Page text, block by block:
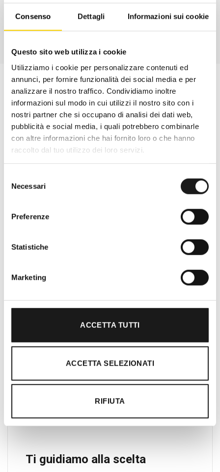
Consenso Dettagli Informazioni sui cookie
Questo sito web utilizza i cookie
Utilizziamo i cookie per personalizzare contenuti ed
annunci, per fornire funzionalità dei social media e per
analizzare il nostro traffico. Condividiamo inoltre
informazioni sul modo in cui utilizzi il nostro sito con i
nostri partner che si occupano di analisi dei dati web,
pubblicità e social media, i quali potrebbero combinarle
con altre informazioni che hai fornito loro o che hanno
raccolto dal tuo utilizzo dei loro servizi.
delNecessari
Preferenze
Statistiche
Marketing
ACCETTA TUTTI
ACCETTA SELEZIONATI
RIFIUTA
per amanti dell’outdoor a Roma e nel
clienti con professionalità, rendendo
gratificante.
Ti guidiamo alla scelta